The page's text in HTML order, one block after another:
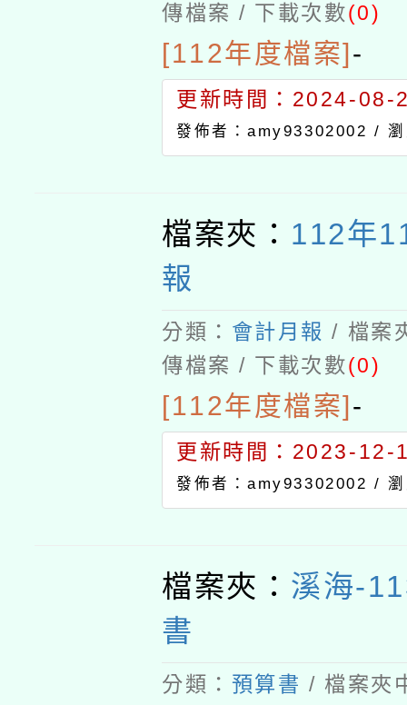
傳檔案 / 下載次數(0)
[112年度檔案]-
更新時間：2024-08-
發佈者：amy93302002 /
檔案夾： 112年
報
分類： 會計月報 / 檔案
傳檔案 / 下載次數(0)
[112年度檔案]-
更新時間：2023-12-
發佈者：amy93302002 /
檔案夾： 溪海-
書
分類： 預算書 / 檔案夾